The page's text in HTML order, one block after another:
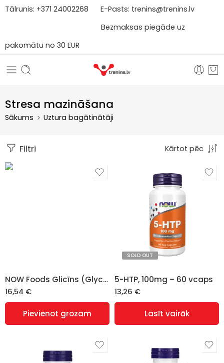
Tālrunis: +371 24002268 E-Pasts: trenins@trenins.lv
Bezmaksas piegāde uz
pakomātu no 30 EUR
Stresa mazināšana
Sākums Uztura bagātinātāji
Filtri Kārtot pēc
NOW Foods Glicīns (Glycine), 1000mg – 100 kapsulas
16,54 €
Pievienot grozam
5-HTP, 100mg – 60 vcaps
SOLD OUT
13,26 €
Lasīt vairāk